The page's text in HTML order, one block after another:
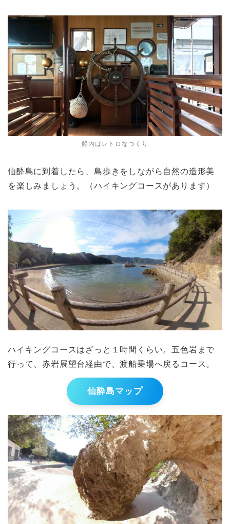
船内はレトロなつくり
仙酔島に到着したら、島歩きをしながら自然の造形美
を楽しみましょう。（ハイキングコースがあります）
ハイキングコースはざっと１時間くらい。五色岩まで
行って、赤岩展望台経由で、渡船乗場へ戻るコース。
仙酔島マップ